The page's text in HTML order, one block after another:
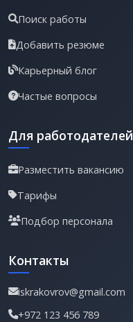
Поиск работы
Добавить резюме
Карьерный блог
Частые вопросы
Для работодателей
Разместить вакансию
Тарифы
Подбор персонала
Контакты
iskrakovrov@gmail.com
+972 123 456 789